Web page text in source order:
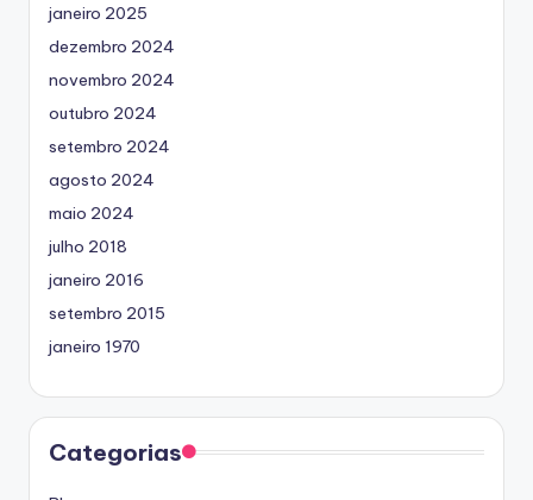
janeiro 2025
dezembro 2024
novembro 2024
outubro 2024
setembro 2024
agosto 2024
maio 2024
julho 2018
janeiro 2016
setembro 2015
janeiro 1970
Categorias